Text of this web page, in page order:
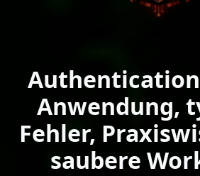
Authentication
Anwendung,
Fehler,
saubere